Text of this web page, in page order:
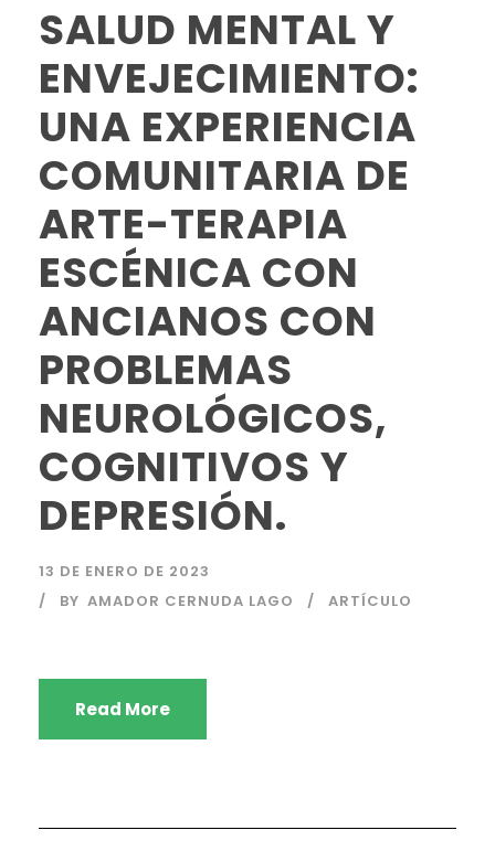
SALUD MENTAL Y
ENVEJECIMIENTO:
UNA EXPERIENCIA
COMUNITARIA DE
ARTE-TERAPIA
ESCÉNICA CON
ANCIANOS CON
PROBLEMAS
NEUROLÓGICOS,
COGNITIVOS Y
DEPRESIÓN.
13 DE ENERO DE 2023
BY AMADOR CERNUDA LAGO ARTÍCULO
Read More